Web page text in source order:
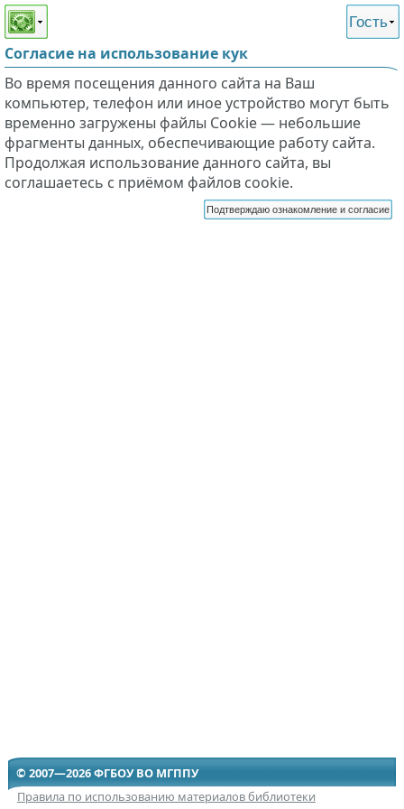
Этот сайт поддерживает
слабовидящих
Гость
Согласие на использование кук
Во время посещения данного сайта на Ваш
компьютер, телефон или иное устройство могут быть
временно загружены файлы Cookie — небольшие
фрагменты данных, обеспечивающие работу сайта.
Продолжая использование данного сайта, вы
соглашаетесь с приёмом файлов cookie.
Подтверждаю ознакомление и согласие
© 2007—2026 ФГБОУ ВО МГППУ
Правила по использованию материалов библиотеки